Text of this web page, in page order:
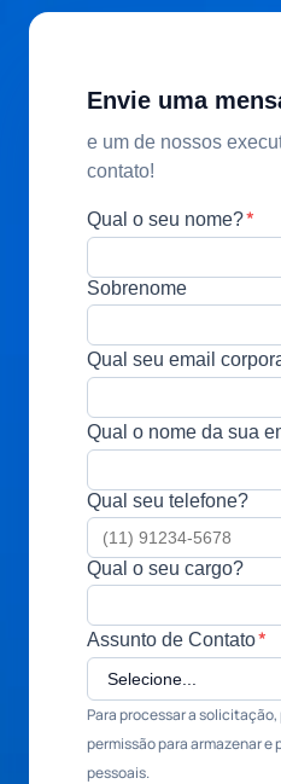
Envie uma
e um de nossos
contato!
Qual o seu nome?*
Sobrenome
Qual seu email
Qual o nome da sua
Qual seu telefone?
Qual o seu cargo?
Assunto de Contato*
Para processar a solicitação,
permissão para armazenar e
pessoais.